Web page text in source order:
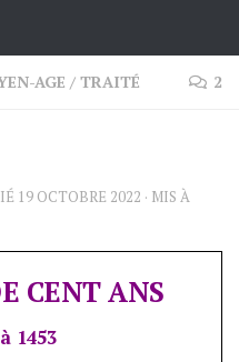
AGE / TRAITÉ 2
19 OCTOBRE 2022 · MIS À
CENT ANS
1453